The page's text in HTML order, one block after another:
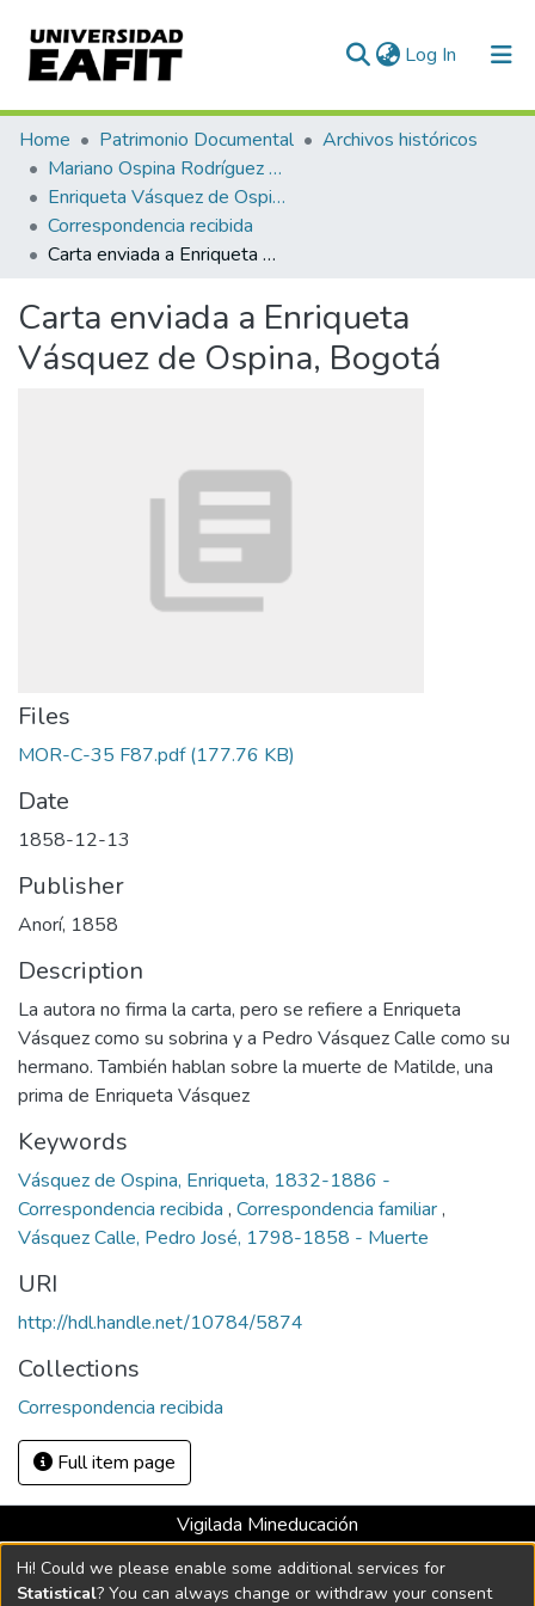
Log In (current)
Communities & Collections
All of DSpace
Statistics
Home Patrimonio Documental
Archivos históricos
Mariano Ospina Rodríguez (1826 -1912)
Enriqueta Vásquez de Ospina
Correspondencia recibida
Carta enviada a Enriqueta Vásquez de Ospina, Bogotá
Carta enviada a Enriqueta
Vásquez de Ospina, Bogotá
Files
MOR-C-35 F87.pdf(177.76 KB)
Date
1858-12-13
Publisher
Anorí, 1858
Description
La autora no firma la carta, pero se refiere a Enriqueta
Vásquez como su sobrina y a Pedro Vásquez Calle como su
hermano. También hablan sobre la muerte de Matilde, una
prima de Enriqueta Vásquez
Keywords
Vásquez de Ospina, Enriqueta, 1832-1886 -
Correspondencia recibida , Correspondencia familiar,
Vásquez Calle, Pedro José, 1798-1858 - Muerte
URI
http://hdl.handle.net/10784/5874
Collections
Correspondencia recibida
Full item page
Vigilada Mineducación
Universidad con Acreditación Institucional hasta 2026 -
Resolución MEN 2158 de 2018
Hi! Could we please enable some additional services for
Statistical? You can always change or withdraw your consent